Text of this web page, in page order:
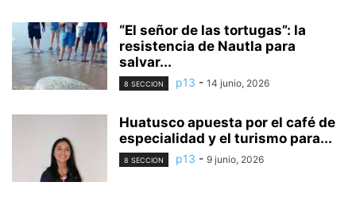
“El señor de las tortugas”: la
resistencia de Nautla para
salvar...
8 SECCION p13 - 14 junio, 2026
Huatusco apuesta por el café de
especialidad y el turismo para...
8 SECCION p13 - 9 junio, 2026